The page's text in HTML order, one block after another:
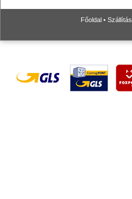
Főoldal • Szállítás